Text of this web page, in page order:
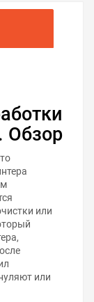
Обзор
или
или